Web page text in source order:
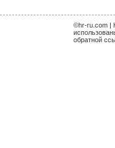
©hr-ru.com |
обратной